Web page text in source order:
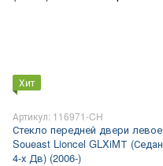
Хит
Артикул: 116971-CH
Стекло передней двери левое
Soueast Lioncel GLXiMТ (Седан
4-х Дв) (2006-)